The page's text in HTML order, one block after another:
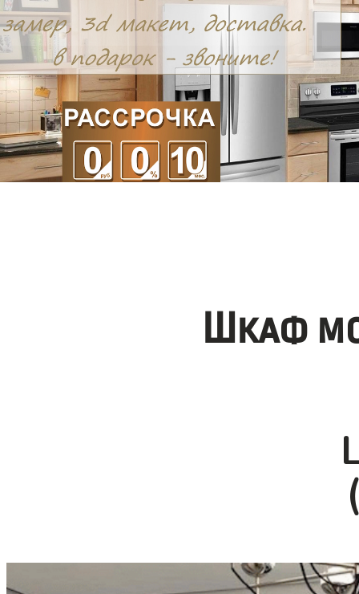
Шкаф